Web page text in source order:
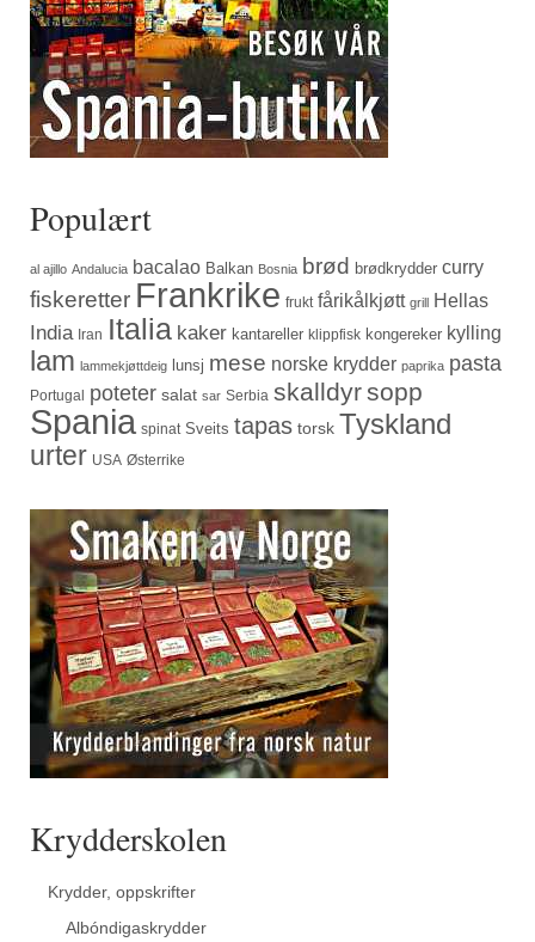
Populært
al ajillo Andalucia bacalao Balkan Bosnia brød brødkrydder curry
fiskeretter Frankrike frukt fårikålkjøtt grill Hellas
India Iran Italia kaker kantareller klippfisk kongereker kylling
lam lammekjøttdeig lunsj mese norske krydder paprika pasta
Portugal poteter salat sar Serbia skalldyrsopp
Spania spinat Sveits tapas torsk Tyskland
urter USA Østerrike
Krydderskolen
Krydder, oppskrifter
Albóndigaskrydder